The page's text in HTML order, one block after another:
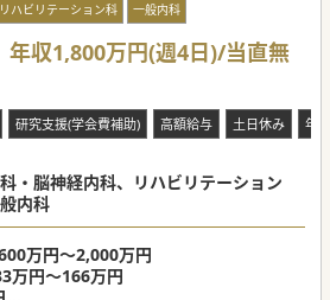
リハビリテーション科 一般内科
年収1,800万円(週4日)/当直無
研究支援(学会費補助) 高額給与 土日休み 年
・脳神経内科、リハビリテーション
内科
万円～2,000万円
万円～166万円